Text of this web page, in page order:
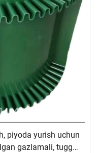
piyoda yurish uchun
gazlamali, tugguli